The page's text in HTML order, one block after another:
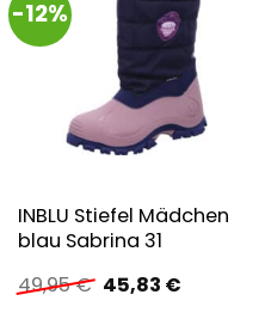
-12%
INBLU Stiefel Mädchen
blau Sabrina 31
49,95€ Ursprünglicher
Preis
45,83 €Aktueller